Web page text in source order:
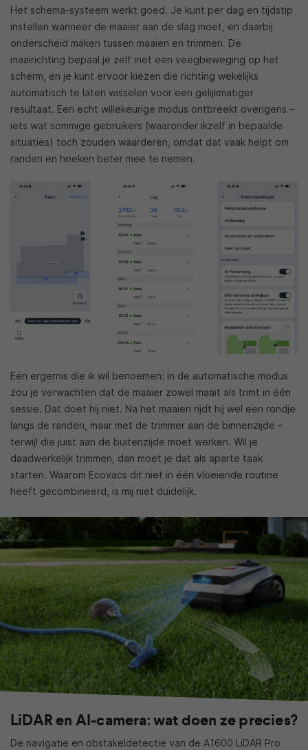
Het schema-systeem werkt goed. Je kunt per dag en tijdstip
instellen wanneer de maaier aan de slag moet, en daarbij
onderscheid maken tussen maaien en trimmen. De
maairichting bepaal je zelf met een veegbeweging op het
scherm, en je kunt ervoor kiezen die richting wekelijks
automatisch te laten wisselen voor een gelijkmatiger
resultaat. Een echt willekeurige modus ontbreekt overigens –
iets wat sommige gebruikers (waaronder ikzelf in bepaalde
situaties) toch zouden waarderen, omdat dat vaak helpt om
randen en hoeken beter mee te nemen.
Eén ergernis die ik wil benoemen: in de automatische modus
zou je verwachten dat de maaier zowel maait als trimt in één
sessie. Dat doet hij niet. Na het maaien rijdt hij wel een rondje
langs de randen, maar met de trimmer aan de binnenzijde –
terwijl die juist aan de buitenzijde moet werken. Wil je
daadwerkelijk trimmen, dan moet je dat als aparte taak
starten. Waarom Ecovacs dit niet in één vloeiende routine
heeft gecombineerd, is mij niet duidelijk.
LiDAR en AI-camera: wat doen ze precies?
De navigatie en obstakeldetectie van de A1600 LiDAR Pro